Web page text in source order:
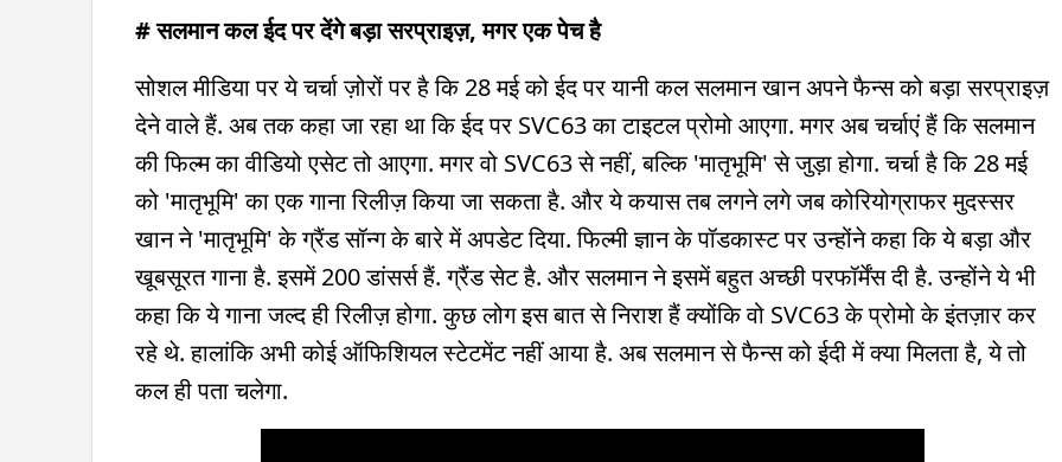
# सलमान कल ईद पर देंगे बड़ा सरप्राइज़, मगर एक पेच है
सोशल मीडिया पर ये चर्चा ज़ोरों पर है कि 28 मई को ईद पर यानी कल सलमान खान अपने फैन्स को बड़ा सरप्राइज़
देने वाले हैं. अब तक कहा जा रहा था कि ईद पर SVC63 का टाइटल प्रोमो आएगा. मगर अब चर्चाएं हैं कि सलमान
की फिल्म का वीडियो एसेट तो आएगा. मगर वो SVC63 से नहीं, बल्कि 'मातृभूमि' से जुड़ा होगा. चर्चा है कि 28 मई
को 'मातृभूमि' का एक गाना रिलीज़ किया जा सकता है. और ये कयास तब लगने लगे जब कोरियोग्राफर मुदस्सर
खान ने 'मातृभूमि' के ग्रैंड सॉन्ग के बारे में अपडेट दिया. फिल्मी ज्ञान के पॉडकास्ट पर उन्होंने कहा कि ये बड़ा और
खूबसूरत गाना है. इसमें 200 डांसर्स हैं. ग्रैंड सेट है. और सलमान ने इसमें बहुत अच्छी परफॉर्मेंस दी है. उन्होंने ये भी
कहा कि ये गाना जल्द ही रिलीज़ होगा. कुछ लोग इस बात से निराश हैं क्योंकि वो SVC63 के प्रोमो के इंतज़ार कर
रहे थे. हालांकि अभी कोई ऑफिशियल स्टेटमेंट नहीं आया है. अब सलमान से फैन्स को ईदी में क्या मिलता है, ये तो
कल ही पता चलेगा.